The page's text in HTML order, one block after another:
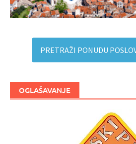
PRETRAŽI PONUDU
OGLAŠAVANJE